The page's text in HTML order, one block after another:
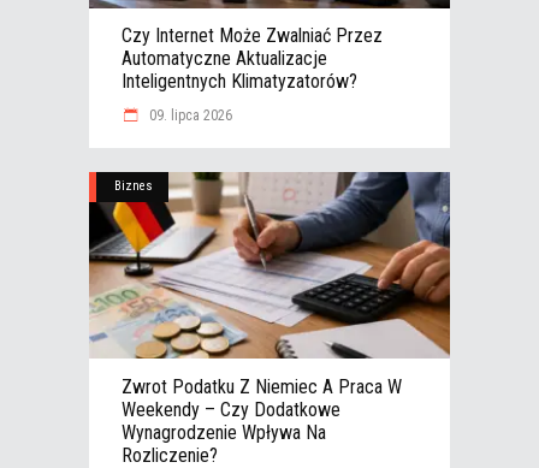
Czy Internet Może Zwalniać Przez
Automatyczne Aktualizacje
Inteligentnych Klimatyzatorów?
09. lipca 2026
Biznes
Zwrot Podatku Z Niemiec A Praca W
Weekendy – Czy Dodatkowe
Wynagrodzenie Wpływa Na
Rozliczenie?